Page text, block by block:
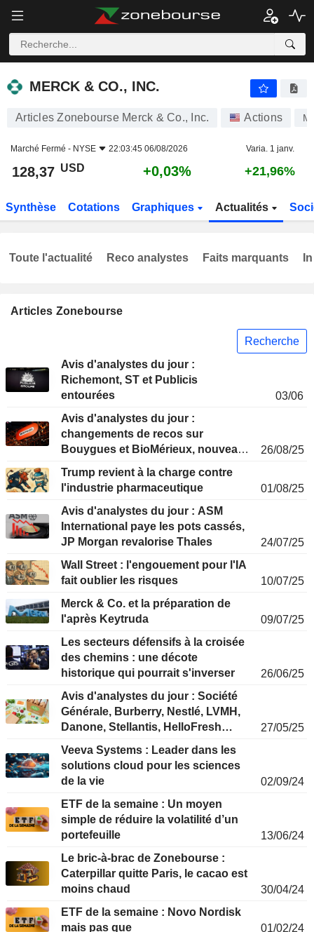
MERCK & CO., INC.
MERCK & CO., INC.
Articles Zonebourse Merck & Co., Inc. Actions
Marché Fermé - NYSE 22:03:45 06/08/2026 Varia. 1 janv.
128,37 USD +0,03% +21,96%
Synthèse Cotations Graphiques Actualités
Articles Zonebourse
Recherche
Avis d'analystes du jour :
Richemont, ST et Publicis
entourées
03/06
Avis d'analystes du jour :
changements de recos sur
Bouygues et BioMérieux, nouveaux
suivis sur Xvivo et Krones
26/08/25
Trump revient à la charge contre
l'industrie pharmaceutique
01/08/25
Avis d'analystes du jour : ASM
International paye les pots cassés,
JP Morgan revalorise Thales
24/07/25
Wall Street : l'engouement pour l'IA
fait oublier les risques
10/07/25
Merck & Co. et la préparation de
l'après Keytruda
09/07/25
Les secteurs défensifs à la croisée
des chemins : une décote
historique qui pourrait s'inverser
26/06/25
Avis d'analystes du jour : Société
Générale, Burberry, Nestlé, LVMH,
Danone, Stellantis, HelloFresh…
27/05/25
Veeva Systems : Leader dans les
solutions cloud pour les sciences
de la vie
02/09/24
ETF de la semaine : Un moyen
simple de réduire la volatilité d’un
portefeuille
13/06/24
Le bric-à-brac de Zonebourse :
Caterpillar quitte Paris, le cacao est
moins chaud
30/04/24
ETF de la semaine : Novo Nordisk
mais pas que
01/02/24
Toute l'actualité Reco analystes Faits marquants